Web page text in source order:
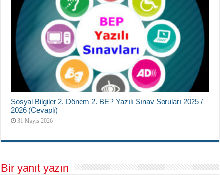
Sosyal Bilgiler 2. Dönem 2. BEP Yazılı Sınav Soruları 2025 /
2026 (Cevaplı)
31 Mayıs 2026
Bir yanıt yazın